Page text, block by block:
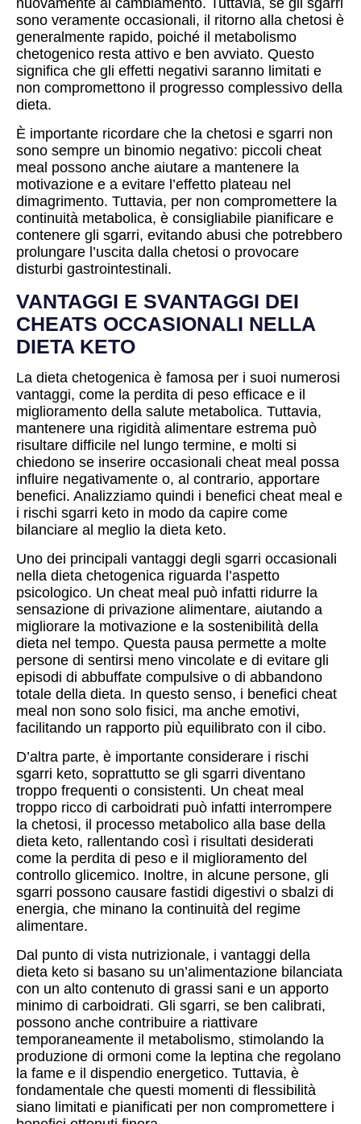
nuovamente al cambiamento. Tuttavia, se gli sgarri
sono veramente occasionali, il ritorno alla chetosi è
generalmente rapido, poiché il metabolismo
chetogenico resta attivo e ben avviato. Questo
significa che gli effetti negativi saranno limitati e
non compromettono il progresso complessivo della
dieta.
È importante ricordare che la chetosi e sgarri non
sono sempre un binomio negativo: piccoli cheat
meal possono anche aiutare a mantenere la
motivazione e a evitare l’effetto plateau nel
dimagrimento. Tuttavia, per non compromettere la
continuità metabolica, è consigliabile pianificare e
contenere gli sgarri, evitando abusi che potrebbero
prolungare l’uscita dalla chetosi o provocare
disturbi gastrointestinali.
VANTAGGI E SVANTAGGI DEI
CHEATS OCCASIONALI NELLA
DIETA KETO
La dieta chetogenica è famosa per i suoi numerosi
vantaggi, come la perdita di peso efficace e il
miglioramento della salute metabolica. Tuttavia,
mantenere una rigidità alimentare estrema può
risultare difficile nel lungo termine, e molti si
chiedono se inserire occasionali cheat meal possa
influire negativamente o, al contrario, apportare
benefici. Analizziamo quindi i benefici cheat meal e
i rischi sgarri keto in modo da capire come
bilanciare al meglio la dieta keto.
Uno dei principali vantaggi degli sgarri occasionali
nella dieta chetogenica riguarda l’aspetto
psicologico. Un cheat meal può infatti ridurre la
sensazione di privazione alimentare, aiutando a
migliorare la motivazione e la sostenibilità della
dieta nel tempo. Questa pausa permette a molte
persone di sentirsi meno vincolate e di evitare gli
episodi di abbuffate compulsive o di abbandono
totale della dieta. In questo senso, i benefici cheat
meal non sono solo fisici, ma anche emotivi,
facilitando un rapporto più equilibrato con il cibo.
D’altra parte, è importante considerare i rischi
sgarri keto, soprattutto se gli sgarri diventano
troppo frequenti o consistenti. Un cheat meal
troppo ricco di carboidrati può infatti interrompere
la chetosi, il processo metabolico alla base della
dieta keto, rallentando così i risultati desiderati
come la perdita di peso e il miglioramento del
controllo glicemico. Inoltre, in alcune persone, gli
sgarri possono causare fastidi digestivi o sbalzi di
energia, che minano la continuità del regime
alimentare.
Dal punto di vista nutrizionale, i vantaggi della
dieta keto si basano su un’alimentazione bilanciata
con un alto contenuto di grassi sani e un apporto
minimo di carboidrati. Gli sgarri, se ben calibrati,
possono anche contribuire a riattivare
temporaneamente il metabolismo, stimolando la
produzione di ormoni come la leptina che regolano
la fame e il dispendio energetico. Tuttavia, è
fondamentale che questi momenti di flessibilità
siano limitati e pianificati per non compromettere i